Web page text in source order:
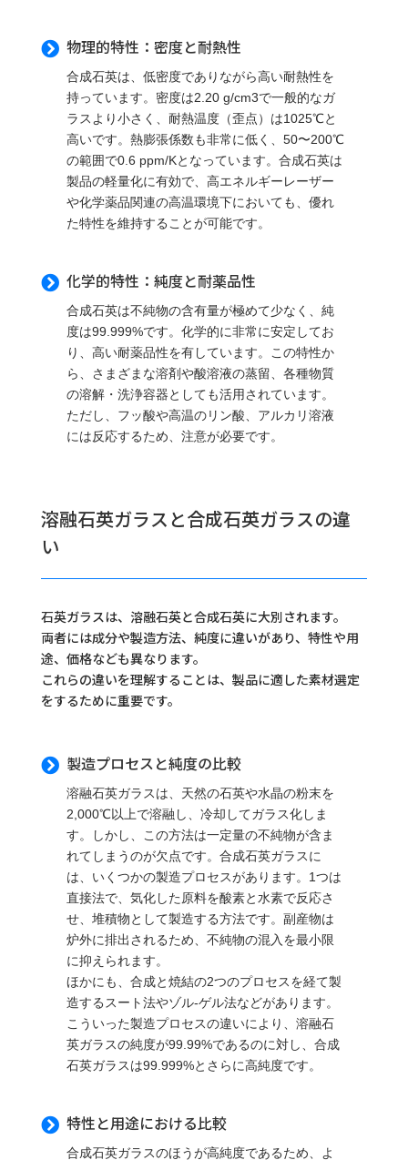
 物理的特性：密度と耐熱性
合成石英は、低密度でありながら高い耐熱性を
持っています。密度は2.20 g/cm3で一般的なガ
ラスより小さく、耐熱温度（歪点）は1025℃と
高いです。熱膨張係数も非常に低く、50〜200℃
の範囲で0.6 ppm/Kとなっています​​。合成石英は
製品の軽量化に有効で、高エネルギーレーザー
や化学薬品関連の高温環境下においても、優れ
た特性を維持することが可能です​​。
 化学的特性：純度と耐薬品性
合成石英は不純物の含有量が極めて少なく、純
度は99.999%です。化学的に非常に安定してお
り、高い耐薬品性を有しています。この特性か
ら、さまざまな溶剤や酸溶液の蒸留、各種物質
の溶解・洗浄容器としても活用されています。
ただし、フッ酸や高温のリン酸、アルカリ溶液
には反応するため、注意が必要です​​。
溶融石英ガラスと合成石英ガラスの違
い
石英ガラスは、溶融石英と合成石英に大別されます。
両者には成分や製造方法、純度に違いがあり、特性や用
途、価格なども異なります。
これらの違いを理解することは、製品に適した素材選定
をするために重要です。
 製造プロセスと純度の比較
溶融石英ガラスは、天然の石英や水晶の粉末を
2,000℃以上で溶融し、冷却してガラス化しま
す。しかし、この方法は一定量の不純物が含ま
れてしまうのが欠点です。合成石英ガラスに
は、いくつかの製造プロセスがあります。1つは
直接法で、気化した原料を酸素と水素で反応さ
せ、堆積物として製造する方法です。副産物は
炉外に排出されるため、不純物の混入を最小限
に抑えられます。
ほかにも、合成と焼結の2つのプロセスを経て製
造するスート法やゾル-ゲル法などがあります。
こういった製造プロセスの違いにより、溶融石
英ガラスの純度が99.99%であるのに対し、合成
石英ガラスは99.999%とさらに高純度です。
 特性と用途における比較
合成石英ガラスのほうが高純度であるため、よ